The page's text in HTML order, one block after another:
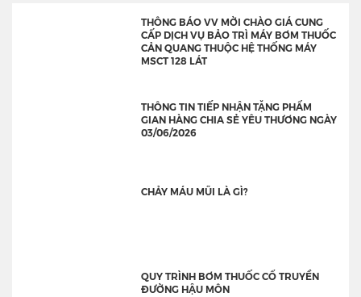
THÔNG BÁO VV MỜI CHÀO GIÁ CUNG
CẤP DỊCH VỤ BẢO TRÌ MÁY BƠM THUỐC
CẢN QUANG THUỘC HỆ THỐNG MÁY
MSCT 128 LÁT
THÔNG TIN TIẾP NHẬN TẶNG PHẨM
GIAN HÀNG CHIA SẺ YÊU THƯƠNG NGÀY
03/06/2026
CHẢY MÁU MŨI LÀ GÌ?
QUY TRÌNH BƠM THUỐC CỔ TRUYỀN
ĐƯỜNG HẬU MÔN